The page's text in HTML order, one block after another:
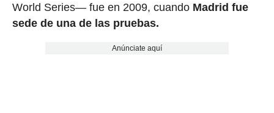
World Series— fue en 2009, cuandoMadrid fue
sede de una de las pruebas.
Anúnciate aquí